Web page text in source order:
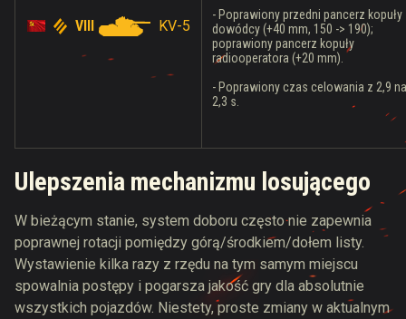
VIII KV-5
- Poprawiony przedni pancerz kopuły
dowódcy (+40 mm, 150 -> 190);
poprawiony pancerz kopuły
radiooperatora (+20 mm).
- Poprawiony czas celowania z 2,9 na
2,3 s.
Ulepszenia mechanizmu losującego
W bieżącym stanie, system doboru często nie zapewnia
poprawnej rotacji pomiędzy górą/środkiem/dołem listy.
Wystawienie kilka razy z rzędu na tym samym miejscu
spowalnia postępy i pogarsza jakość gry dla absolutnie
wszystkich pojazdów. Niestety, proste zmiany w aktualnym